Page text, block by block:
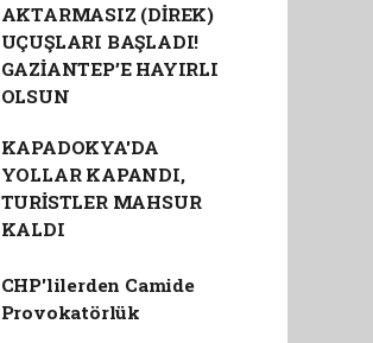
AKTARMASIZ (DİREK)
UÇUŞLARI BAŞLADI!
GAZİANTEP’E HAYIRLI
OLSUN
KAPADOKYA'DA
YOLLAR KAPANDI,
TURİSTLER MAHSUR
KALDI
CHP'lilerden Camide
Provokatörlük